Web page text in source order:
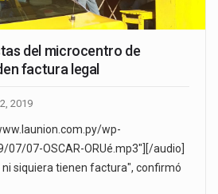
del microcentro de
factura legal
2019
wp-
07-OSCAR-ORUé.mp3"][/audio]
siquiera tienen factura", confirmó